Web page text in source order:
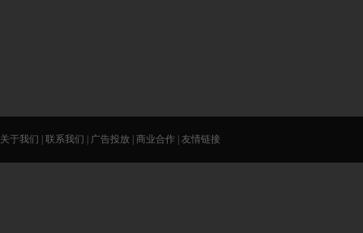
关于我们 联系我们 广告投放 商业合作 友情链接